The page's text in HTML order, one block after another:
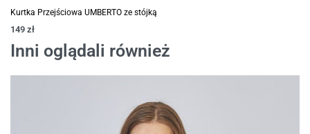
Kurtka Przejściowa UMBERTO ze stójką
149 zł
Inni oglądali również